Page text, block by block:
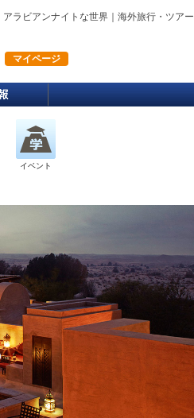
アラビアンナイトな世界｜海外旅行・ツアー
マイページ
イベント
Resort is healed by Dubai